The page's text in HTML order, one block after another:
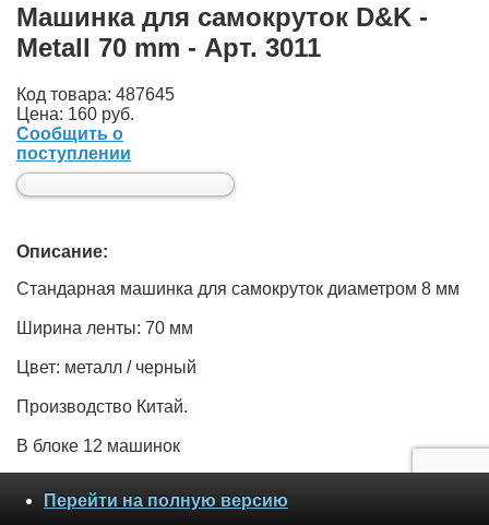
Машинка для самокруток D&K -
Metall 70 mm - Арт. 3011
Код товара: 487645
Цена: 160 руб.
Сообщить о
поступлении
Описание:
Стандарная машинка для самокруток диаметром 8 мм
Ширина ленты: 70 мм
Цвет: металл / черный
Производство Китай.
В блоке 12 машинок
Перейти на полную версию